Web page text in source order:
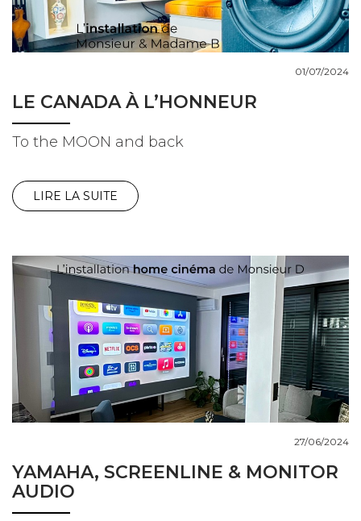
LE CANADA À L’HONNEUR
01/07/2024
To the MOON and back
LIRE LA SUITE
YAMAHA, SCREENLINE & MONITOR
AUDIO
27/06/2024